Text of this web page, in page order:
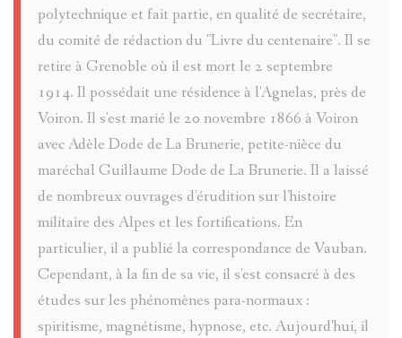
polytechnique et fait partie, en qualité de secrétaire,
du comité de rédaction du "Livre du centenaire". Il se
retire à Grenoble où il est mort le 2 septembre
1914. Il possédait une résidence à l'Agnelas, près de
Voiron. Il s'est marié le 20 novembre 1866 à Voiron
avec Adèle Dode de La Brunerie, petite-nièce du
maréchal Guillaume Dode de La Brunerie. Il a laissé
de nombreux ouvrages d'érudition sur l'histoire
militaire des Alpes et les fortifications. En
particulier, il a publié la correspondance de Vauban.
Cependant, à la fin de sa vie, il s'est consacré à des
études sur les phénomènes para-normaux :
spiritisme, magnétisme, hypnose, etc. Aujourd'hui, il